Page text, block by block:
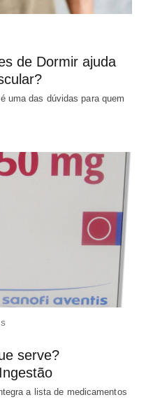
de Dormir ajuda
uma das dúvidas para quem
serve?
a lista de medicamentos